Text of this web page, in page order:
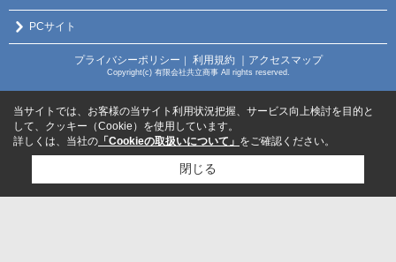
PCサイト
プライバシーポリシー ｜ 利用規約 ｜アクセスマップ
Copyright(c) 有限会社共立商事 All rights reserved.
当サイトでは、お客様の当サイト利用状況把握、サービス向上検討を目的と
して、クッキー（Cookie）を使用しています。
詳しくは、当社の 「Cookieの取扱いについて」 をご確認ください。
閉じる